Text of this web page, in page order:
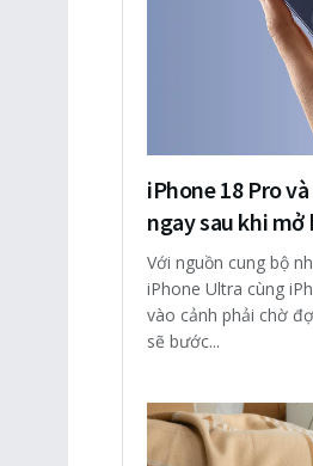
iPhone 18 Pro
ngay sau khi mở
Với nguồn cung bộ
iPhone Ultra cùng
vào cảnh phải chờ
sẽ bước...